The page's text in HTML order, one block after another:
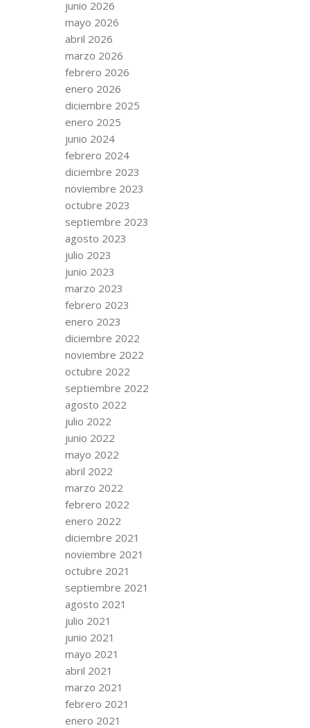
junio 2026
mayo 2026
abril 2026
marzo 2026
febrero 2026
enero 2026
diciembre 2025
enero 2025
junio 2024
febrero 2024
diciembre 2023
noviembre 2023
octubre 2023
septiembre 2023
agosto 2023
julio 2023
junio 2023
marzo 2023
febrero 2023
enero 2023
diciembre 2022
noviembre 2022
octubre 2022
septiembre 2022
agosto 2022
julio 2022
junio 2022
mayo 2022
abril 2022
marzo 2022
febrero 2022
enero 2022
diciembre 2021
noviembre 2021
octubre 2021
septiembre 2021
agosto 2021
julio 2021
junio 2021
mayo 2021
abril 2021
marzo 2021
febrero 2021
enero 2021